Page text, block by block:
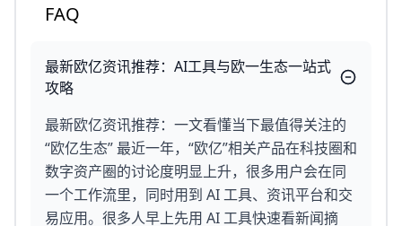
FAQ
最新欧亿资讯推荐：AI工具与欧一生态一站式
攻略
最新欧亿资讯推荐：一文看懂当下最值得关注的
“欧亿生态” 最近一年，“欧亿”相关产品在科技圈和
数字资产圈的讨论度明显上升，很多用户会在同
一个工作流里，同时用到 AI 工具、资讯平台和交
易应用。很多人早上先用 AI 工具快速看新闻摘